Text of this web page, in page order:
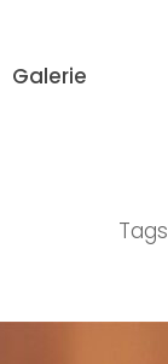
Galerie
Tags